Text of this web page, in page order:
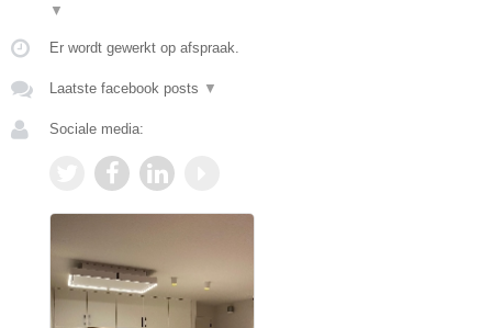
▼
Er wordt gewerkt op afspraak.
Laatste facebook posts ▼
Sociale media: